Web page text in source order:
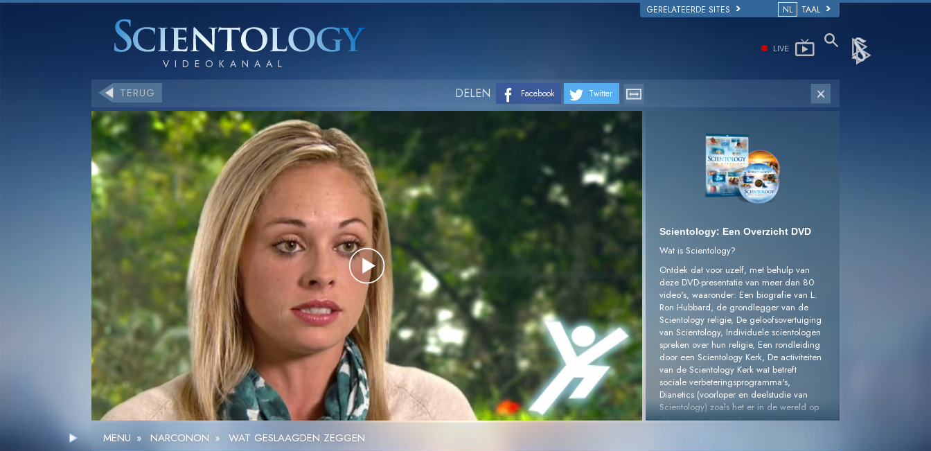
GERELATEERDE SITES NL TAAL
LIVE
TERUG DELEN Facebook Twitter
Play
Video
MENU » NARCONON » WAT GESLAAGDEN ZEGGEN
Scientology: Een Overzicht DVD
Wat is Scientology?
Ontdek dat voor uzelf, met behulp van
deze DVD-presentatie van meer dan 80
video's, waaronder: Een biografie van L.
Ron Hubbard, de grondlegger van de
Scientology religie, De geloofsovertuiging
van Scientology, Individuele scientologen
spreken over hun religie, Een rondleiding
door een Scientology Kerk, De activiteiten
van de Scientology Kerk wat betreft
sociale verbeteringsprogramma's,
Dianetics (voorloper en deelstudie van
Scientology) zoals het er in de wereld op
dit moment voorstaat.